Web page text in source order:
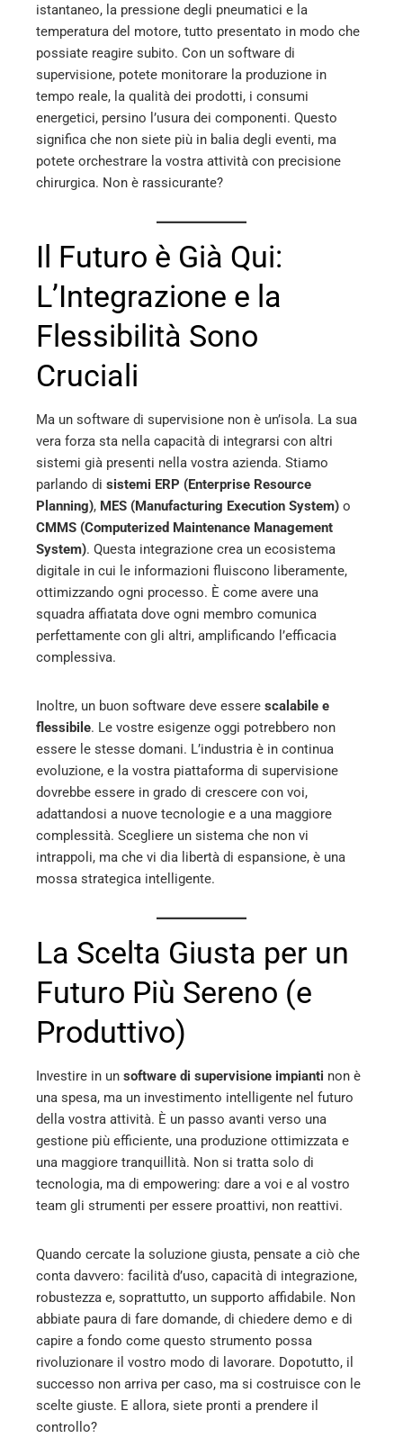
istantaneo, la pressione degli pneumatici e la
temperatura del motore, tutto presentato in modo che
possiate reagire subito. Con un software di
supervisione, potete monitorare la produzione in
tempo reale, la qualità dei prodotti, i consumi
energetici, persino l’usura dei componenti. Questo
significa che non siete più in balia degli eventi, ma
potete orchestrare la vostra attività con precisione
chirurgica. Non è rassicurante?
Il Futuro è Già Qui:
L’Integrazione e la
Flessibilità Sono
Cruciali
Ma un software di supervisione non è un’isola. La sua
vera forza sta nella capacità di integrarsi con altri
sistemi già presenti nella vostra azienda. Stiamo
parlando di sistemi ERP (Enterprise Resource
Planning), MES (Manufacturing Execution System) o
CMMS (Computerized Maintenance Management
System). Questa integrazione crea un ecosistema
digitale in cui le informazioni fluiscono liberamente,
ottimizzando ogni processo. È come avere una
squadra affiatata dove ogni membro comunica
perfettamente con gli altri, amplificando l’efficacia
complessiva.
Inoltre, un buon software deve essere scalabile e
flessibile. Le vostre esigenze oggi potrebbero non
essere le stesse domani. L’industria è in continua
evoluzione, e la vostra piattaforma di supervisione
dovrebbe essere in grado di crescere con voi,
adattandosi a nuove tecnologie e a una maggiore
complessità. Scegliere un sistema che non vi
intrappoli, ma che vi dia libertà di espansione, è una
mossa strategica intelligente.
La Scelta Giusta per un
Futuro Più Sereno (e
Produttivo)
Investire in un software di supervisione impianti non è
una spesa, ma un investimento intelligente nel futuro
della vostra attività. È un passo avanti verso una
gestione più efficiente, una produzione ottimizzata e
una maggiore tranquillità. Non si tratta solo di
tecnologia, ma di empowering: dare a voi e al vostro
team gli strumenti per essere proattivi, non reattivi.
Quando cercate la soluzione giusta, pensate a ciò che
conta davvero: facilità d’uso, capacità di integrazione,
robustezza e, soprattutto, un supporto affidabile. Non
abbiate paura di fare domande, di chiedere demo e di
capire a fondo come questo strumento possa
rivoluzionare il vostro modo di lavorare. Dopotutto, il
successo non arriva per caso, ma si costruisce con le
scelte giuste. E allora, siete pronti a prendere il
controllo?